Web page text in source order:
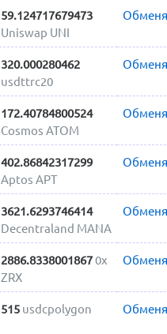
59.124717679473
Uniswap UNI
320.000280462
usdttrc20
172.40784800524
Cosmos ATOM
402.86842317299
Aptos APT
3621.6293746414
Decentraland MANA
2886.83380018670x
ZRX
515 usdcpolygon